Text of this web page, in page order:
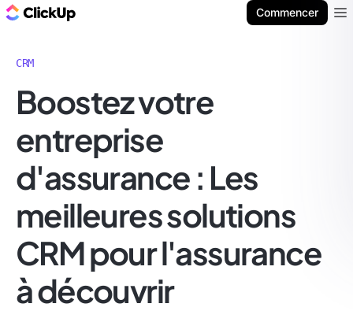
Commencer
CRM
Boostez votre
entreprise
d'assurance : Les
meilleures solutions
CRM pour l'assurance
à découvrir